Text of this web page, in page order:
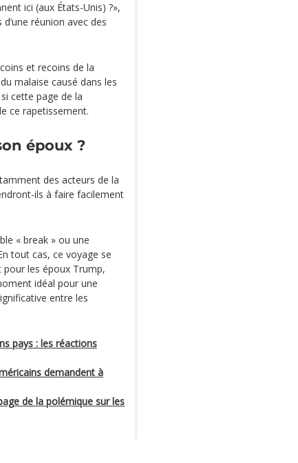
ici (aux États-Unis) ?»,
réunion avec des
et recoins de la
malaise causé dans les
cette page de la
ce rapetissement.
époux ?
des acteurs de la
ils à faire facilement
« break » ou une
tout cas, ce voyage se
les époux Trump,
idéal pour une
entre les
pays : les réactions
demandent à
de la polémique sur les